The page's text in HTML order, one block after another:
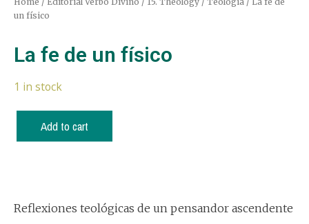
un físico
La fe de un físico
1 in stock
Add to cart
Reflexiones teológicas de un pensandor ascendente